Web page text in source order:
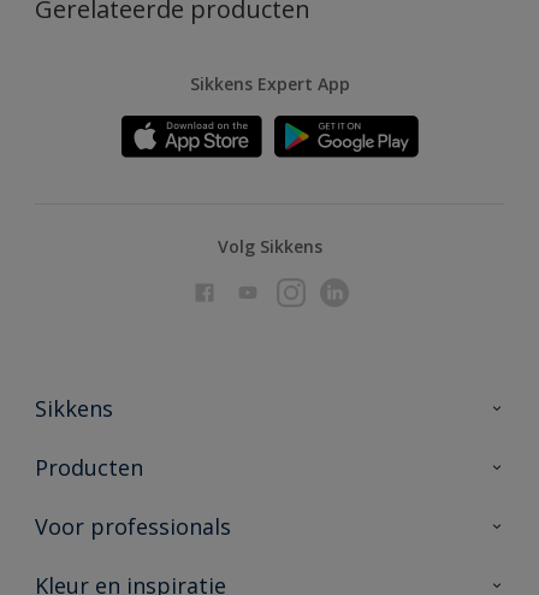
Gerelateerde producten
Sikkens Expert App
Volg Sikkens
Sikkens
Over Sikkens
Duurzaamheid
Producten
Producten voor binnen
Vind je verkooppunt
Voor professionals
Advies & service
Kleur en inspiratie